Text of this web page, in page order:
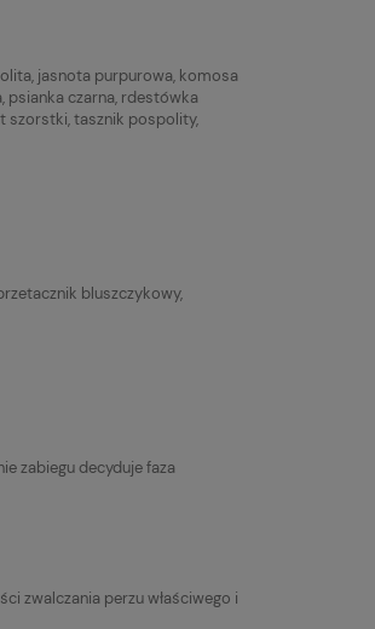
jasnota purpurowa, komosa
psianka czarna, rdestówka
szorstki, tasznik pospolity,
bluszczykowy,
zabiegu decyduje faza
zwalczania perzu właściwego i